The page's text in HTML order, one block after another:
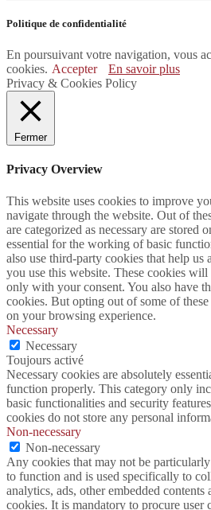
Politique de confidentialité
En poursuivant votre navigation, vous
cookies. Accepter
En savoir plus
Privacy & Cookies Policy
Fermer
Privacy Overview
This website uses cookies to improve
navigate through the website. Out of
are categorized as necessary are stored
essential for the working of basic
also use third-party cookies that help us
you use this website. These cookies
only with your consent. You also have
cookies. But opting out of some of
on your browsing experience.
Necessary
Necessary
Toujours activé
Necessary cookies are absolutely
function properly. This category only
basic functionalities and security
cookies do not store any personal
Non-necessary
Non-necessary
Any cookies that may not be
to function and is used specifically to
analytics, ads, other embedded contents
cookies. It is mandatory to procure user